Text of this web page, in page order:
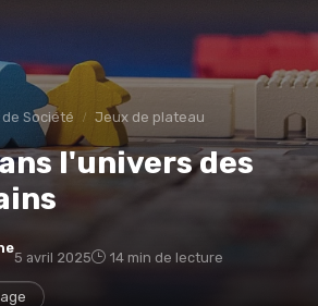
Société Jeux de plateau
l'univers des
5 avril 2025 14 min de lecture